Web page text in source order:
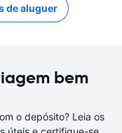
de aluguer
bem
o depósito? Leia os